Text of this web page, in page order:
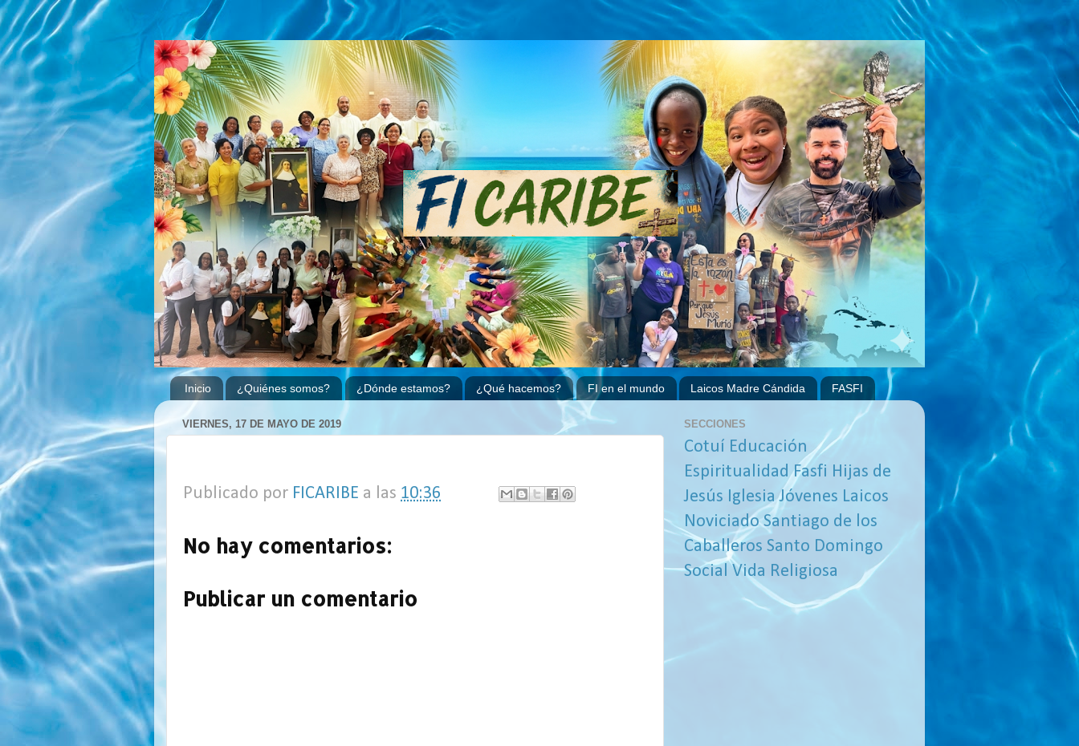
Inicio ¿Quiénes somos? ¿Dónde estamos? ¿Qué hacemos? FI en el mundo Laicos Madre Cándida FASFI
VIERNES, 17 DE MAYO DE 2019
Publicado por FICARIBE a las 10:36
No hay comentarios:
Publicar un comentario
SECCIONES
Cotuí Educación
Espiritualidad Fasfi Hijas de
Jesús Iglesia Jóvenes Laicos
Noviciado Santiago de los
Caballeros Santo Domingo
Social Vida Religiosa